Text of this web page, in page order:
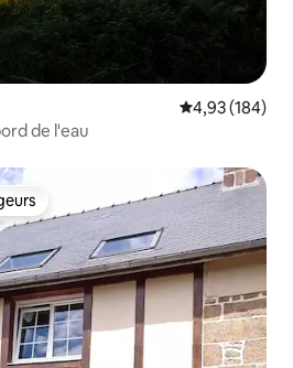
Évaluation
4,93 (184)
de l'eau
les plus appréciés